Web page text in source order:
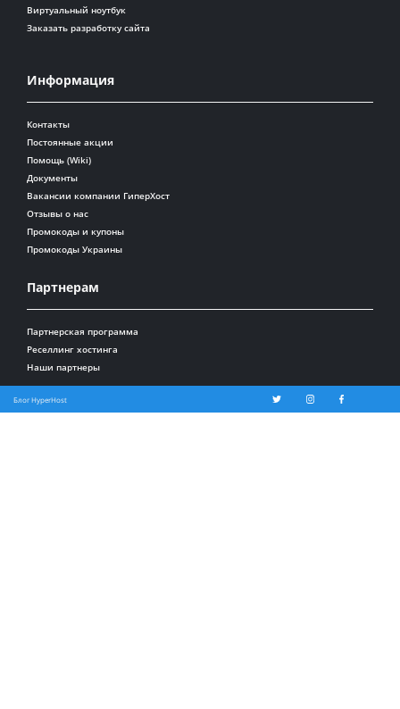
Виртуальный ноутбук
Заказать разработку сайта
Информация
Контакты
Постоянные акции
Помощь (Wiki)
Документы
Вакансии компании ГиперХост
Отзывы о нас
Промокоды и купоны
Промокоды Украины
Партнерам
Партнерская программа
Реселлинг хостинга
Наши партнеры
Блог HyperHost